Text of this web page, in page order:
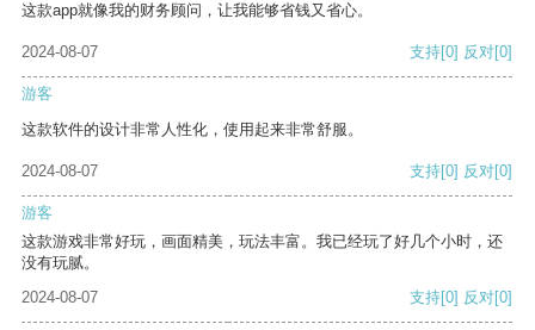
这款app就像我的财务顾问，让我能够省钱又省心。
2024-08-07 支持[0] 反对[0]
游客
这款软件的设计非常人性化，使用起来非常舒服。
2024-08-07 支持[0] 反对[0]
游客
这款游戏非常好玩，画面精美，玩法丰富。我已经玩了好几个小时，还
没有玩腻。
2024-08-07
支持[0] 反对[0]